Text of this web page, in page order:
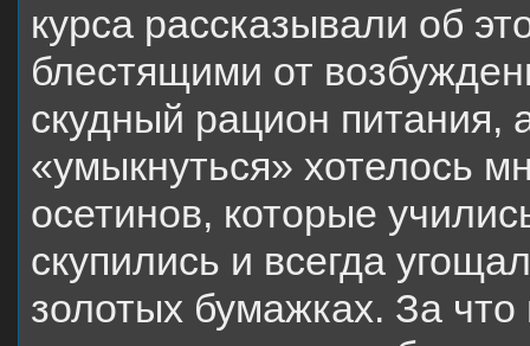
курса рассказывали об
блестящими от
скудный рацион питания,
«умыкнуться» хотелось
осетинов, которые
скупились и всегда
золотых бумажках. За